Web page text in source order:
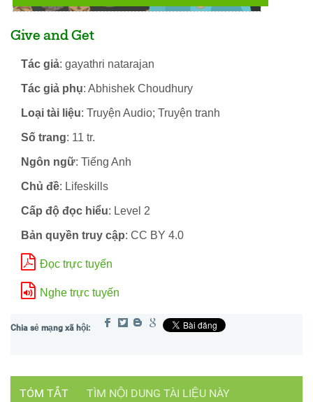
Give and Get
Tác giả: gayathri natarajan
Tác giả phụ: Abhishek Choudhury
Loại tài liệu: Truyện Audio; Truyện tranh
Số trang: 11 tr.
Ngôn ngữ: Tiếng Anh
Chủ đề: Lifeskills
Cấp độ đọc hiểu: Level 2
Bản quyền truy cập: CC BY 4.0
Đọc trực tuyến
Nghe trực tuyến
TÓM TẮT TÌM NỘI DUNG TÀI LIỆU NÀY